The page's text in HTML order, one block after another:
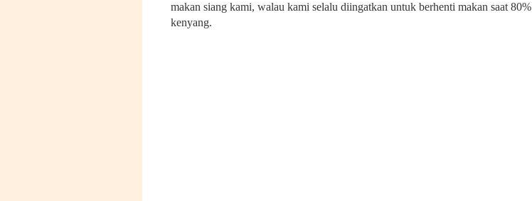
makan siang kami, walau kami selalu diingatkan untuk berhenti makan saat 80%
kenyang.